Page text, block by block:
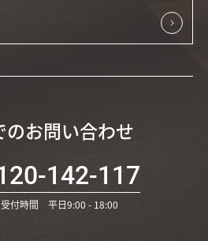
のお問い合わせ
142-117
受付時間 平日9:00 - 18:00